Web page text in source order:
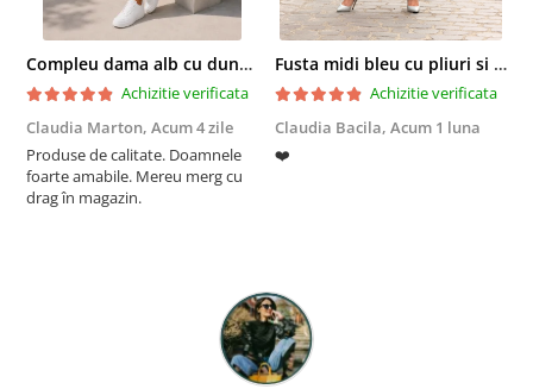
Compleu dama alb cu dungi laterale in nuante de verde si negru
Achizitie verificata
Claudia Marton, Acum 4 zile
Produse de calitate. Doamnele
foarte amabile. Mereu merg cu
drag în magazin.
Fusta midi bleu cu pliuri si buzunare
Achizitie verificata
Claudia Bacila, Acum 1 luna
❤️